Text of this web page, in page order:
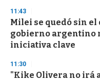
11:43
Milei se quedó sin
gobierno argentino
iniciativa clave
11:30
"Kike Olivera no irá